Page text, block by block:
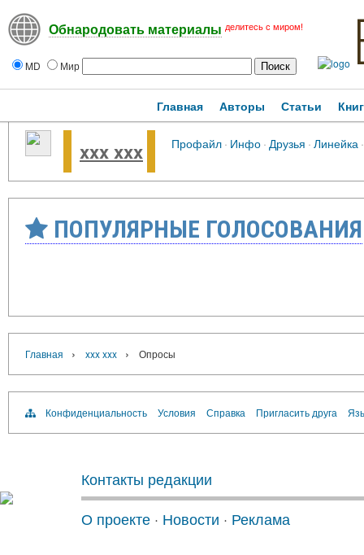
Обнародовать материалы делитесь с миром!
MD Мир
Главная Авторы Статьи
xxx xxx Профайл· Инфо· Друзья ·Линейка ·
ПОПУЛЯРНЫЕ ГОЛОСОВАНИЯ
Главная › xxx xxx › Опросы
Конфиденциальность Условия Справка Пригласить друга
Контакты редакции
О проекте · Новости · Реклама